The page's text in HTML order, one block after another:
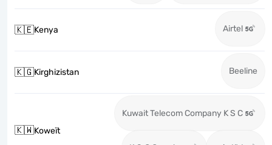
🇰🇪Kenya Airtel
🇰🇬Kirghizistan Beeline
🇰🇼Koweït
Kuwait Telecom Company K S C